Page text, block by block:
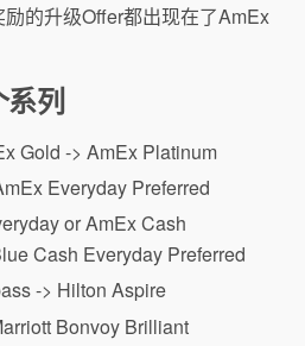
的升级Offer都出现在了AmEx
列
Gold -> AmEx Platinum
Everyday Preferred
or AmEx Cash
Cash Everyday Preferred
-> Hilton Aspire
Bonvoy Brilliant